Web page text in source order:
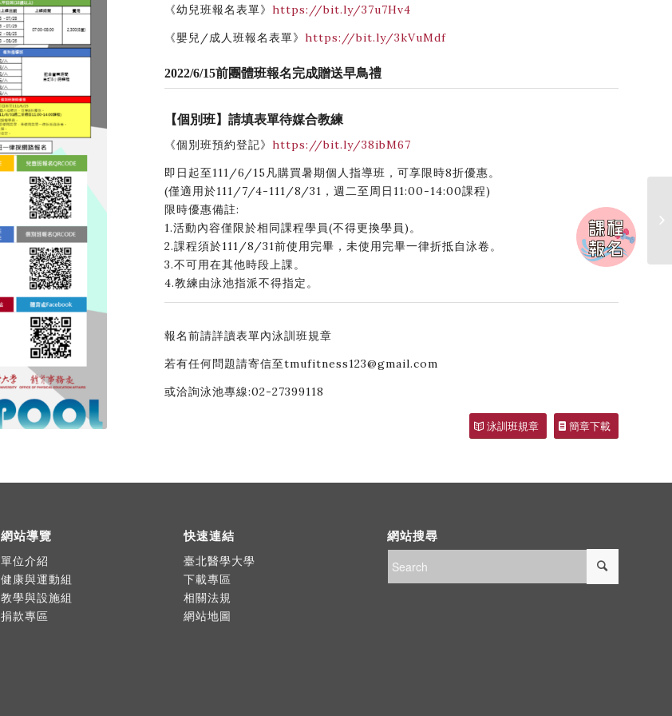
《幼兒班報名表單》https://bit.ly/37u7Hv4
《嬰兒/成人班報名表單》https://bit.ly/3kVuMdf
2022/6/15前團體班報名完成贈送早鳥禮
【個別班】請填表單待媒合教練
《個別班預約登記》https://bit.ly/38ibM67
即日起至111/6/15凡購買暑期個人指導班，可享限時8折優惠。
(僅適用於111/7/4-111/8/31，週二至周日11:00-14:00課程)
限時優惠備註:
1.活動內容僅限於相同課程學員(不得更換學員)。
2.課程須於111/8/31前使用完畢，未使用完畢一律折抵自泳卷。
3.不可用在其他時段上課。
4.教練由泳池指派不得指定。
報名前請詳讀表單內泳訓班規章
若有任何問題請寄信至tmufitness123@gmail.com
或洽詢泳池專線:02-27399118
泳訓班規章 簡章下載
網站導覽
單位介紹
健康與運動組
教學與設施組
捐款專區
快速連結
臺北醫學大學
下載專區
相關法規
網站地圖
網站搜尋